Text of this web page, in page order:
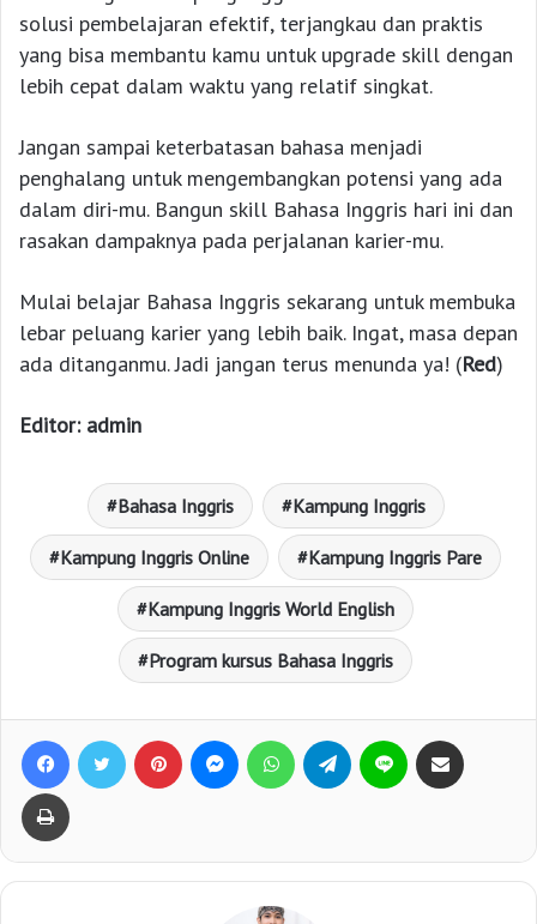
solusi pembelajaran efektif, terjangkau dan praktis
yang bisa membantu kamu untuk upgrade skill dengan
lebih cepat dalam waktu yang relatif singkat.
Jangan sampai keterbatasan bahasa menjadi
penghalang untuk mengembangkan potensi yang ada
dalam diri-mu. Bangun skill Bahasa Inggris hari ini dan
rasakan dampaknya pada perjalanan karier-mu.
Mulai belajar Bahasa Inggris sekarang untuk membuka
lebar peluang karier yang lebih baik. Ingat, masa depan
ada ditanganmu. Jadi jangan terus menunda ya! (Red)
Editor: admin
Bahasa Inggris Kampung Inggris
Kampung Inggris Online Kampung Inggris Pare
Kampung Inggris World English
Program kursus Bahasa Inggris